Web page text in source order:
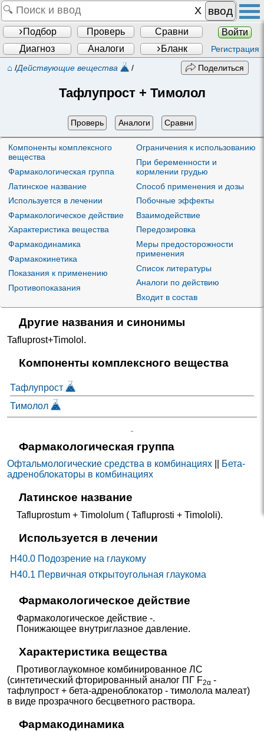
ввод
Подбор Проверь Сравни
Войти
Диагноз
Аналоги Бланк Регистрация
⌂ /Действующие вещества / Поделиться
Тафлупрост + Тимолол
Проверь Аналоги Сравни
Компоненты комплексного
вещества
Фармакологическая группа
Латинское название
Используется в лечении
Фармакологическое действие
Характеристика вещества
Фармакодинамика
Фармакокинетика
Показания к применению
Противопоказания
Ограничения к использованию
При беременности и
кормлении грудью
Способ применения и дозы
Побочные эффекты
Взаимодействие
Передозировка
Меры предосторожности
применения
Список литературы
Аналоги по действию
Входит в состав
Другие названия и синонимы
Tafluprost+Timolol .
Компоненты комплексного вещества
Тафлупрост
Тимолол
Фармакологическая группа
Офтальмологические средства в комбинациях
Бета-
адреноблокаторы в комбинациях
Латинское название
Tafluprostum + Timololum ( Tafluprosti + Timololi).
Используется в лечении
H40.0 Подозрение на глаукому
H40.1 Первичная открытоугольная глаукома
Фармакологическое действие
Фармакологическое действие -.
Понижающее внутриглазное давление.
Характеристика вещества
Противоглаукомное комбинированное ЛС
(синтетический фторированный аналог ПГ F2α -
тафлупрост + бета-адреноблокатор - тимолола малеат)
в виде прозрачного бесцветного раствора.
Фармакодинамика